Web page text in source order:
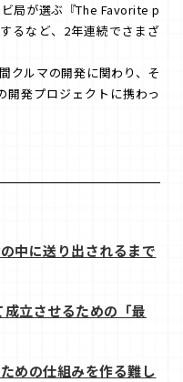
局が選ぶ『The Favorite p
るなど、2年連続でさまざ
クルマの開発に関わり、そ
発プロジェクトに携わっ
中に送り出されるまで
立させるための「最
めの仕組みを作る難し